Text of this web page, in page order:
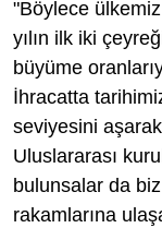
"Böylece
yılın ilk iki
büyüme
İhracatta
seviyesini
Uluslararası
bulunsalar da
rakamlarına